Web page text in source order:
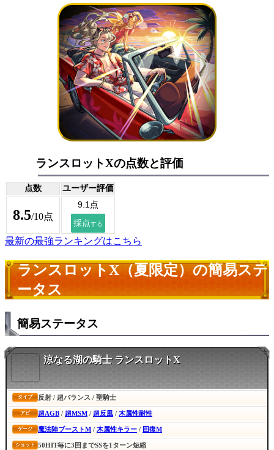
ランスロットXの点数と評価
点数 ユーザー評価
8.5/10点
最新の最強ランキングはこちら
ランスロットX（夏限定）の簡易ステ
ータス
簡易ステータス
涼なる湖の騎士 ランスロットX
タイプ 反射 / 超バランス / 聖騎士
アビ 超AGB / 超MSM / 超反風 / 木属性耐性
ゲージ 魔法陣ブーストM / 木属性キラー / 回復M
ショット 50HIT毎に3回までSSを1ターン短縮